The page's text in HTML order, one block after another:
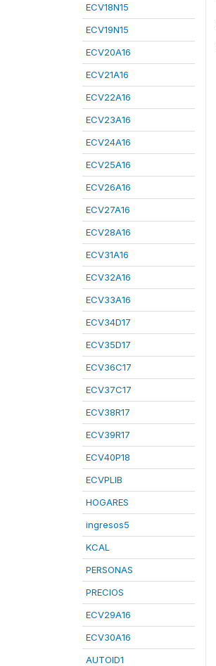
ECV18N15
ECV19N15
ECV20A16
ECV21A16
ECV22A16
ECV23A16
ECV24A16
ECV25A16
ECV26A16
ECV27A16
ECV28A16
ECV31A16
ECV32A16
ECV33A16
ECV34D17
ECV35D17
ECV36C17
ECV37C17
ECV38R17
ECV39R17
ECV40P18
ECVPLIB
HOGARES
ingresos5
KCAL
PERSONAS
PRECIOS
ECV29A16
ECV30A16
AUTOID1